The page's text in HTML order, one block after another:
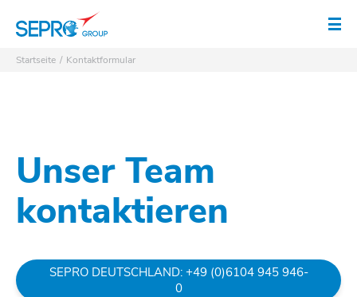
Startseite Kontaktformular
Unser Team
kontaktieren
SEPRO DEUTSCHLAND: +49 (0)6104 945 946-
0